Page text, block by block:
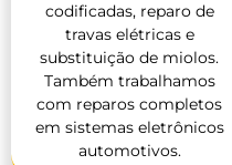
codificadas, reparo de
travas elétricas e
substituição de miolos.
Também trabalhamos
com reparos completos
em sistemas eletrônicos
automotivos.